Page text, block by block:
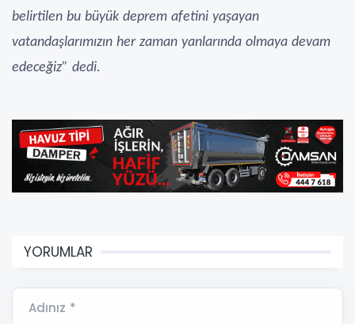
belirtilen bu büyük deprem afetini yaşayan
vatandaşlarımızın her zaman yanlarında olmaya devam
edeceğiz” dedi.
YORUMLAR
Adınız *